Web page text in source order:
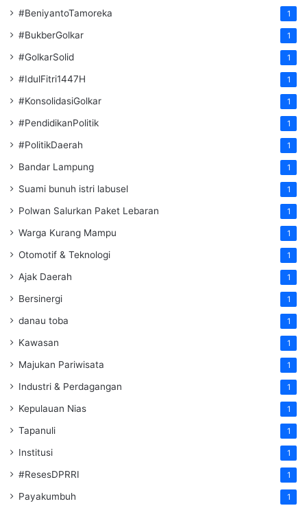
#BeniyantoTamoreka 1
#BukberGolkar 1
#GolkarSolid 1
#IdulFitri1447H 1
#KonsolidasiGolkar 1
#PendidikanPolitik 1
#PolitikDaerah 1
Bandar Lampung 1
Suami bunuh istri labusel 1
Polwan Salurkan Paket Lebaran 1
Warga Kurang Mampu 1
Otomotif & Teknologi 1
Ajak Daerah 1
Bersinergi 1
danau toba 1
Kawasan 1
Majukan Pariwisata 1
Industri & Perdagangan 1
Kepulauan Nias 1
Tapanuli 1
Institusi 1
#ResesDPRRI 1
Payakumbuh 1